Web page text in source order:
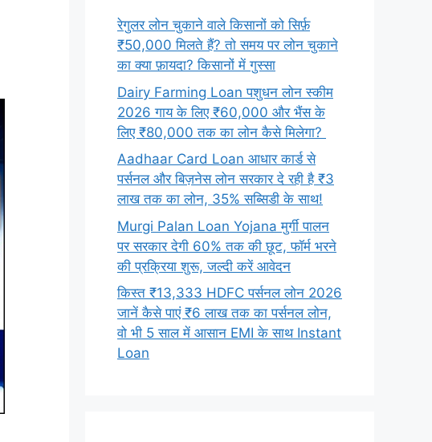
रेगुलर लोन चुकाने वाले किसानों को सिर्फ़
₹50,000 मिलते हैं? तो समय पर लोन चुकाने
का क्या फ़ायदा? किसानों में गुस्सा
Dairy Farming Loan पशुधन लोन स्कीम
2026 गाय के लिए ₹60,000 और भैंस के
लिए ₹80,000 तक का लोन कैसे मिलेगा?
Aadhaar Card Loan आधार कार्ड से
पर्सनल और बिज़नेस लोन सरकार दे रही है ₹3
लाख तक का लोन, 35% सब्सिडी के साथ!
Murgi Palan Loan Yojana मुर्गी पालन
पर सरकार देगी 60% तक की छूट, फॉर्म भरने
की प्रक्रिया शुरू, जल्दी करें आवेदन
किस्त ₹13,333 HDFC पर्सनल लोन 2026
जानें कैसे पाएं ₹6 लाख तक का पर्सनल लोन,
वो भी 5 साल में आसान EMI के साथ Instant
Loan